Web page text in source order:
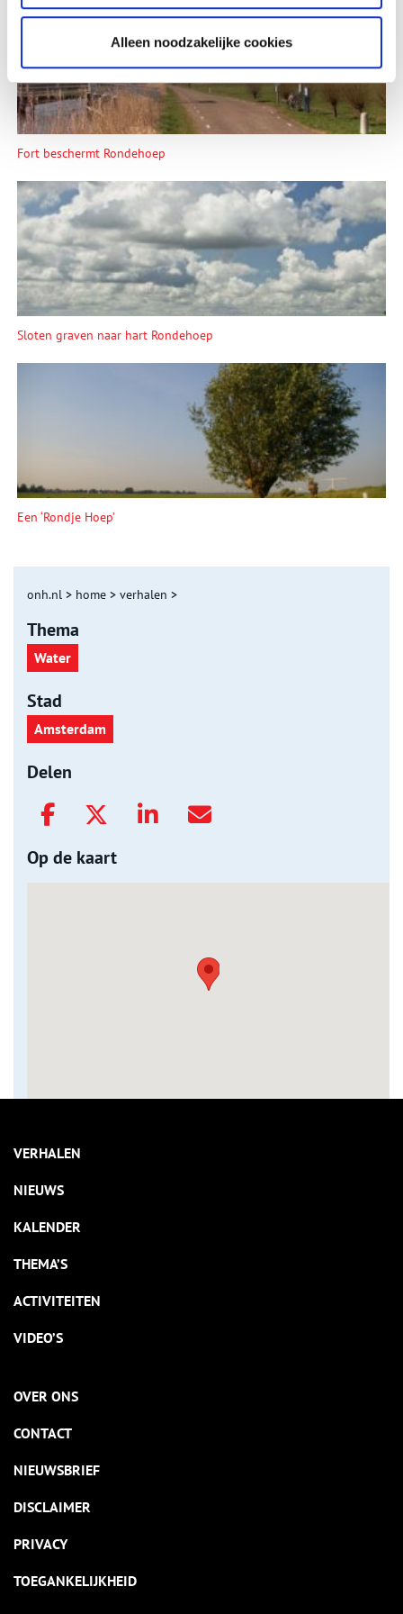
Alleen noodzakelijke cookies
Fort beschermt Rondehoep
Sloten graven naar hart Rondehoep
Een ‘Rondje Hoep’
onh.nl > home > verhalen >
Thema
Water
Stad
Amsterdam
Delen
Op de kaart
VERHALEN
NIEUWS
KALENDER
THEMA’S
ACTIVITEITEN
VIDEO’S
OVER ONS
CONTACT
NIEUWSBRIEF
DISCLAIMER
PRIVACY
TOEGANKELIJKHEID